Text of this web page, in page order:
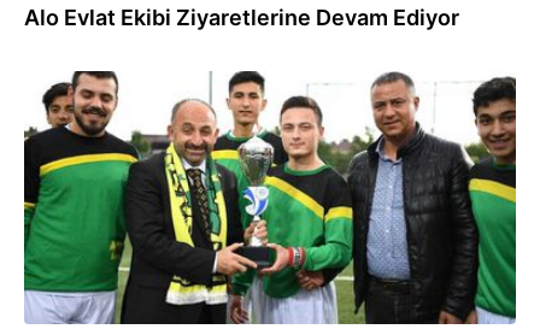
Alo Evlat Ekibi Ziyaretlerine Devam Ediyor
16.05.2018